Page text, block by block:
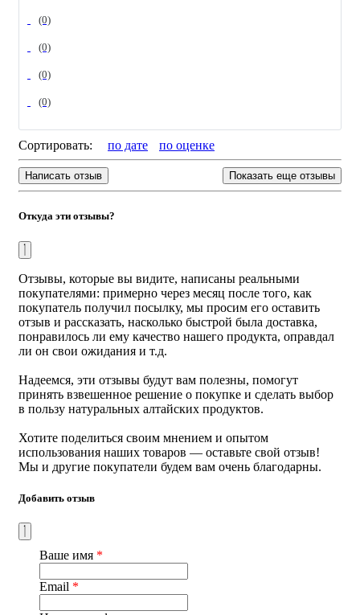
Поддерживает организм при диабете и
метаболическом синдроме
Обладает антиоксидантным и
противоаллергическим действием
Помогает снизить риск возрастных и сердечно-
сосудистых осложнений
кардиомиопатия, хвоспалительных заболеваниях
сердца, сосудистых нарушениях, тромбоцитопении,
бессоннице и стрессах
Состав:стандартизованные по действующему веществу
экстракты, активированные запатентованными
гребенчатого, Polygonum cuspidatum (98% ресвератрол) =
62,0 мг; экстракт плодов софоры японской, Sophorae
japonicae (95% кверцетин) = 75 мг; Магне-серо-таурин
супероксиддисмутаза (из фитопланктона) + каталаза +
глутатионпероксидаза = 0,5 мг. Не содержит:
искусственных красителей, консервантов,
глютена, дрожжей, сои, кукурузы, яиц, рыбы,
древесных орехов, ГМО
Способ применения:
в день, запивая водой
Курс приема:минимальный курс 30 дней = 1 баночка
(0)
(0)
(0)
(0)
Сортировать: по дате по оценкe
Написать отзыв Показать еще отзывы
Откуда эти отзывы?
Отзывы, которые вы видите, написаны реальными
покупателями: примерно через месяц после того, как
покупатель получил посылку, мы просим его оставить
отзыв и рассказать, насколько быстрой была доставка,
понравилось ли ему качество нашего продукта, оправдал
ли он свои ожидания и т.д.
Надеемся, эти отзывы будут вам полезны, помогут
принять взвешенное решение о покупке и сделать выбор
в пользу натуральных алтайских продуктов.
Хотите поделиться своим мнением и опытом
использования наших товаров — оставьте свой отзыв!
Мы и другие покупатели будем вам очень благодарны.
Добавить отзыв
Ваше имя *
Email *